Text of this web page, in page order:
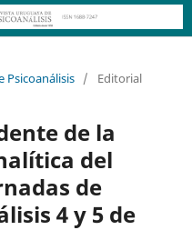
Psicoanálisis / Editorial
de la
del
de
4 y 5 de